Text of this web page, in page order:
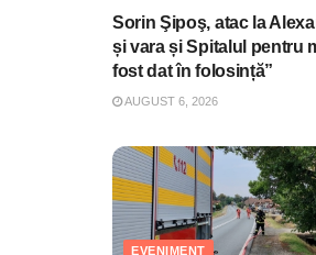
Sorin Şipoş, atac la
și vara și Spitalul pentru
fost dat în folosință”
AUGUST 6, 2026
EVENIMENT